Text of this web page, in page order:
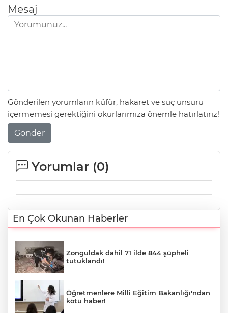
Mesaj
Gönderilen yorumların küfür, hakaret ve suç unsuru
içermemesi gerektiğini okurlarımıza önemle hatırlatırız!
Gönder
Yorumlar (0)
En Çok Okunan Haberler
Zonguldak dahil 71 ilde 844 şüpheli
tutuklandı!
Öğretmenlere Milli Eğitim Bakanlığı'ndan
kötü haber!